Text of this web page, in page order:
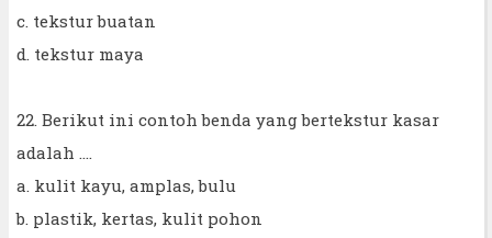
c. tekstur buatan
d. tekstur maya
22. Berikut ini contoh benda yang bertekstur kasar
adalah ....
a. kulit kayu, amplas, bulu
b. plastik, kertas, kulit pohon